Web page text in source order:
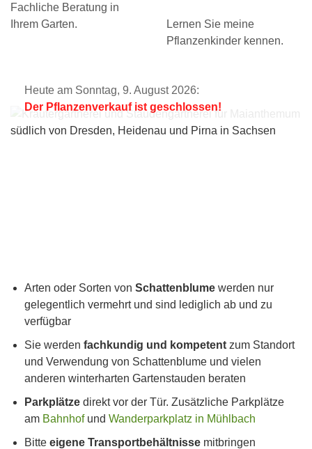
Fachliche Beratung in
Ihrem Garten.
Lernen Sie meine
Pflanzenkinder kennen.
Heute am Sonntag, 9. August 2026:
Der Pflanzenverkauf ist geschlossen!
Arten oder Sorten von Schattenblume werden nur
gelegentlich vermehrt und sind lediglich ab und zu
verfügbar
Sie werden fachkundig und kompetent zum Standort
und Verwendung von Schattenblume und vielen
anderen winterharten Gartenstauden beraten
Parkplätze direkt vor der Tür. Zusätzliche Parkplätze
am Bahnhofund Wanderparkplatz in Mühlbach
Bitte eigene Transportbehältnisse mitbringen